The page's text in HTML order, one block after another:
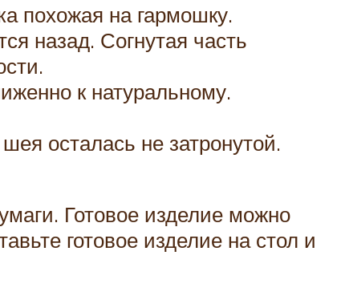
похожая на гармошку.
назад. Согнутая часть
к натуральному.
осталась не затронутой.
Готовое изделие можно
готовое изделие на стол и